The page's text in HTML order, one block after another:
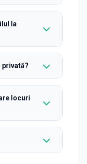
la
privată?
locuri